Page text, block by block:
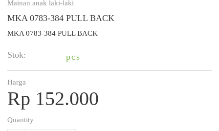
Mainan anak laki-laki
MKA 0783-384 PULL BACK
MKA 0783-384 PULL BACK
Stok: pcs
Harga
Rp 152.000
Quantity